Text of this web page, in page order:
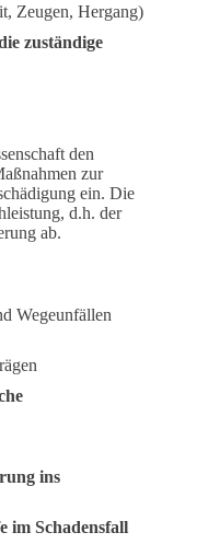
Zeugen, Hergang)
zuständige
den
zur
ein. Die
d.h. der
ab.
Wegeunfällen
ins
im Schadensfall